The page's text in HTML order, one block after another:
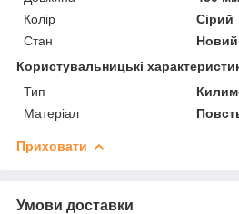
Колір
Сірий
Стан
Новий
Користувальницькі
Тип
Матеріал
Приховати
Умови доставки